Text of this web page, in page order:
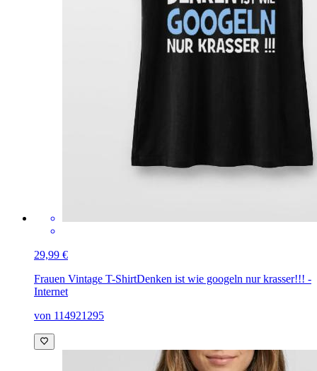
29,99 €
Frauen Vintage T-ShirtDenken ist wie googeln nur krasser!!! -
Internet
von 114921295